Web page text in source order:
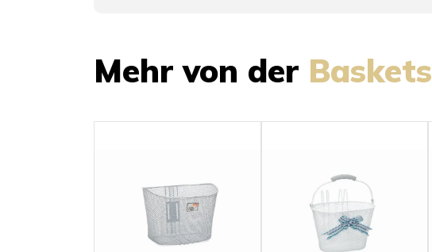
Mehr von der Baskets